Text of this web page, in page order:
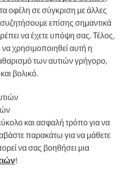
οφέλη σε σύγκριση με άλλες
επίσης σημαντικά
να έχετε υπόψη σας. Τέλος,
χρησιμοποιηθεί αυτή η
των αυτιών γρήγορο,
βολικό.
και ασφαλή τρόπο για να
παρακάτω για να μάθετε
να σας βοηθήσει μια
!